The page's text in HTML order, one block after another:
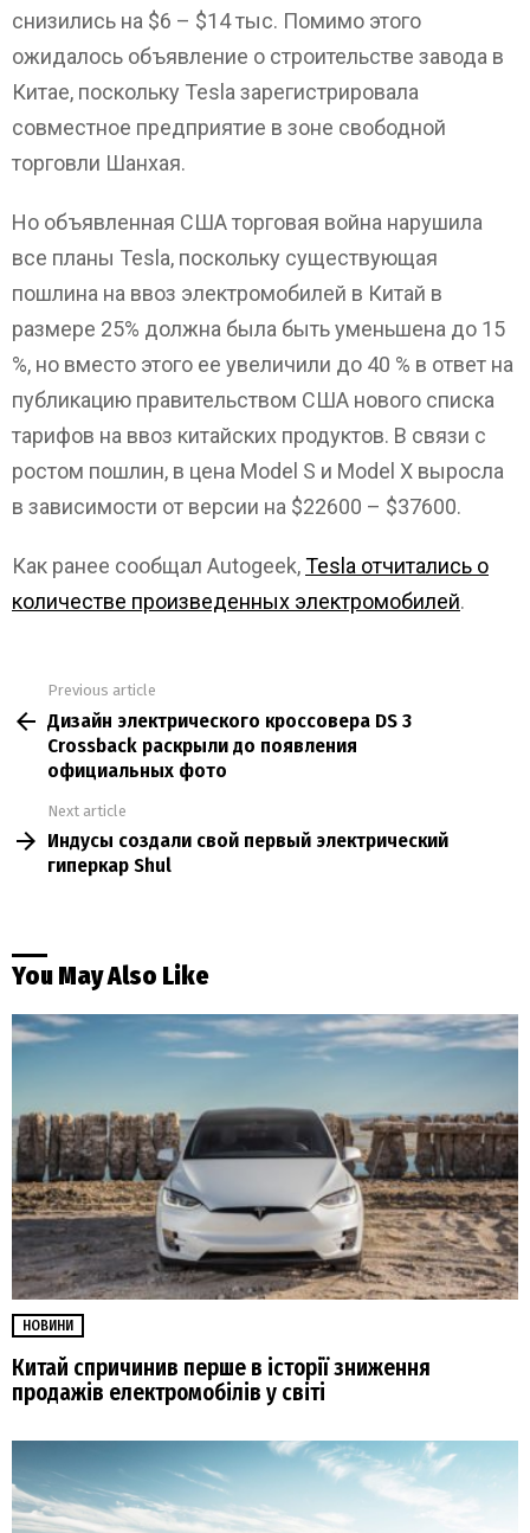
снизились на $6 – $14 тыс. Помимо этого
ожидалось объявление о строительстве завода в
Китае, поскольку Tesla зарегистрировала
совместное предприятие в зоне свободной
торговли Шанхая.
Но объявленная США торговая война нарушила
все планы Tesla, поскольку существующая
пошлина на ввоз электромобилей в Китай в
размере 25% должна была быть уменьшена до 15
%, но вместо этого ее увеличили до 40 % в ответ на
публикацию правительством США нового списка
тарифов на ввоз китайских продуктов. В связи с
ростом пошлин, в цена Model S и Model X выросла
в зависимости от версии на $22600 – $37600.
Как ранее сообщал Autogeek,Tesla отчитались о
количестве произведенных электромобилей.
more
Previous article
Дизайн электрического кроссовера DS 3
Crossback раскрыли до появления
официальных фото
Next article
Индусы создали свой первый электрический
гиперкар Shul
You May Also Like
НОВИНИ
Китай спричинив перше в історії зниження
продажів електромобілів у світі